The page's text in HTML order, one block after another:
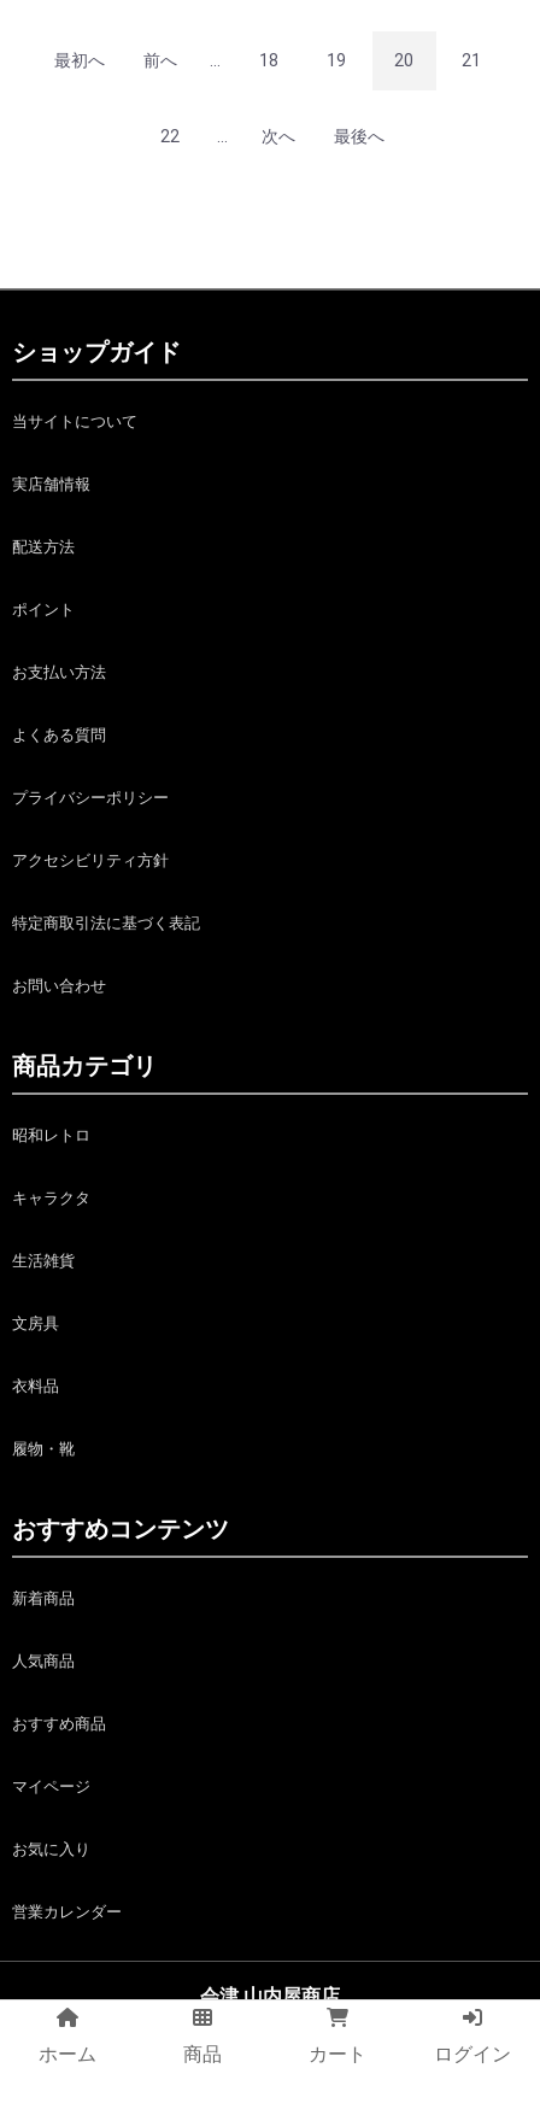
最初へ 前へ ... 18 19 20 21
22 ... 次へ 最後へ
ショップガイド
当サイトについて
実店舗情報
配送方法
ポイント
お支払い方法
よくある質問
プライバシーポリシー
アクセシビリティ方針
特定商取引法に基づく表記
お問い合わせ
商品カテゴリ
昭和レトロ
キャラクタ
生活雑貨
文房具
衣料品
履物・靴
おすすめコンテンツ
新着商品
人気商品
おすすめ商品
マイページ
お気に入り
営業カレンダー
会津 山内屋商店
copyright (c) 会津 山内屋商店 all rights reserved.
ホーム 商品 カート ログイン